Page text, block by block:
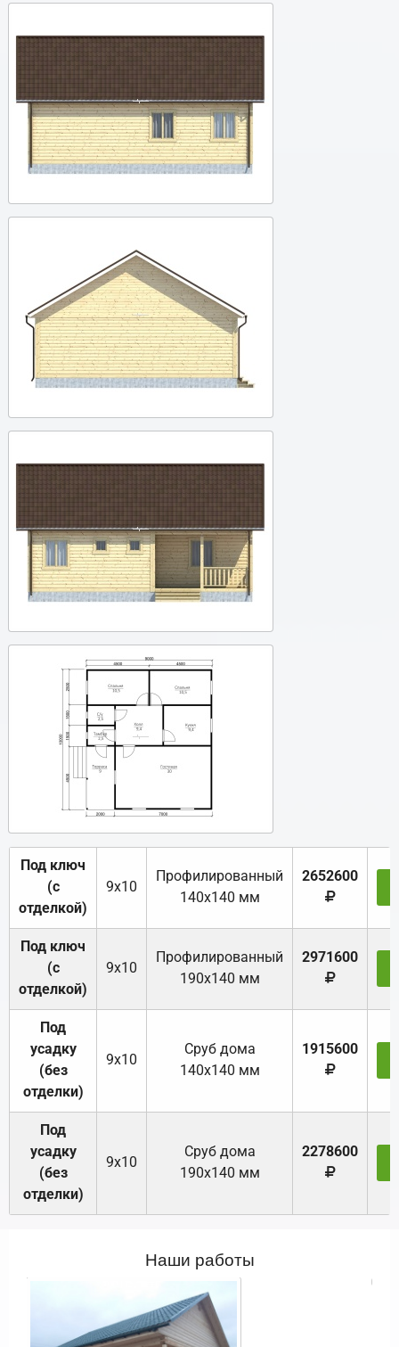
Под ключ
(с
отделкой)
9х10
Профилированный
140х140 мм
2652600
Под ключ
(с
отделкой)
9х10
Профилированный
190х140 мм
2971600
Под
усадку
(без
отделки)
9х10
Cруб дома
140х140 мм
1915600
Под
усадку
(без
отделки)
9х10
Cруб дома
190х140 мм
2278600
Наши работы